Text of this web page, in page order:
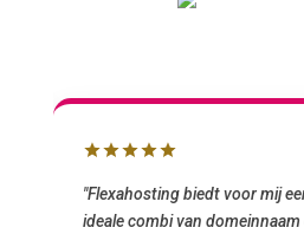
"snelle en vriendelijke service.
altijd AAN (: fijne prijzen